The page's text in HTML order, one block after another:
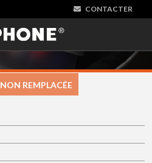
CONTACTER
NON REMPLACÉE